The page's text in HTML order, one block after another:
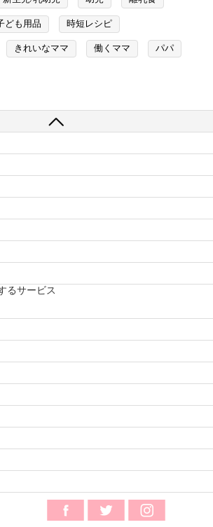
ども用品 時短レシピ
きれいなママ 働くママ パパ
るサービス